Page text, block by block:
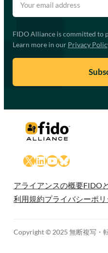
FIDO Alliance is committed to
Learn more in our Privacy
X LinkedIn
YouTube
Bluesky
アライアンスの概要FIDO
利用規約プライバシーポリ
Copyright © 2025 無断複写・